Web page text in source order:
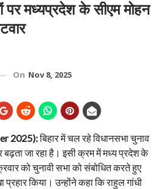
पर मध्यप्रदेश के सीएम मोहन
On Nov 8, 2025
2025):बिहार में चल रहे विधानसभा चुनाव
बढ़ता जा रहा है। इसी क्रम में मध्य प्रदेश के
को चुनावी सभा को संबोधित करते हुए
किया। उन्होंने कहा कि राहुल गांधी